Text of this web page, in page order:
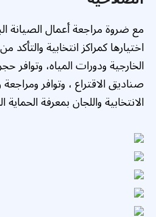
مع ضروة مراجعة أعمال الصيانة
اختيارها كمراكز انتخابية
الخارجية ودورات المياه، وتوافر
صناديق الاقتراع ، وتوافر ومراجعة
الانتخابية واللجان بمعرفة الحماية